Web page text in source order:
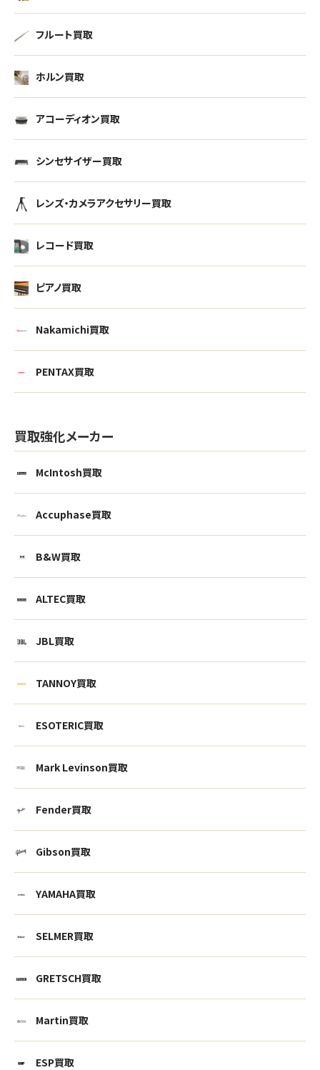
フルート買取
ホルン買取
アコーディオン買取
シンセサイザー買取
レンズ・カメラアクセサリー買取
レコード買取
ピアノ買取
Nakamichi買取
PENTAX買取
買取強化メーカー
McIntosh買取
Accuphase買取
B&W買取
ALTEC買取
JBL買取
TANNOY買取
ESOTERIC買取
Mark Levinson買取
Fender買取
Gibson買取
YAMAHA買取
SELMER買取
GRETSCH買取
Martin買取
ESP買取